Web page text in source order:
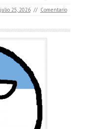
julio 25, 2026 // Comentario